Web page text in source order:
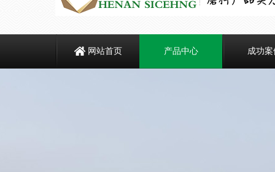
网站首页 产品中心 成功案